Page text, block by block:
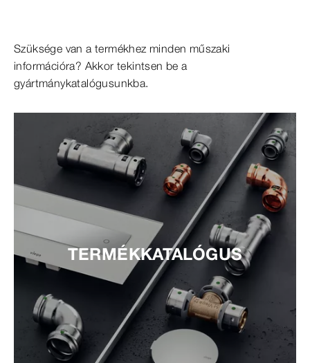
Szüksége van a termékhez minden műszaki
információra? Akkor tekintsen be a
gyártmánykatalógusunkba.
TERMÉKKATALÓGUS